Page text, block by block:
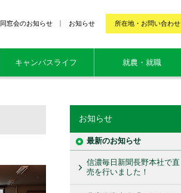
所在地・お問い合わせ
お知らせ
同窓会のお知らせ
キャンパスライフ 就農・就職
お知らせ
最新のお知らせ
信濃毎日新聞長野本社で直
売を行いました！